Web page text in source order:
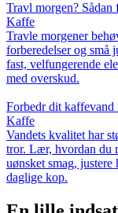
Travl morgen?
Kaffe
Travle morgener
forberedelser og små
fast, velfungerende
med overskud.
Forbedr dit kaffevand
Kaffe
Vandets kvalitet har
tror. Lær, hvordan du
uønsket smag, justere
daglige kop.